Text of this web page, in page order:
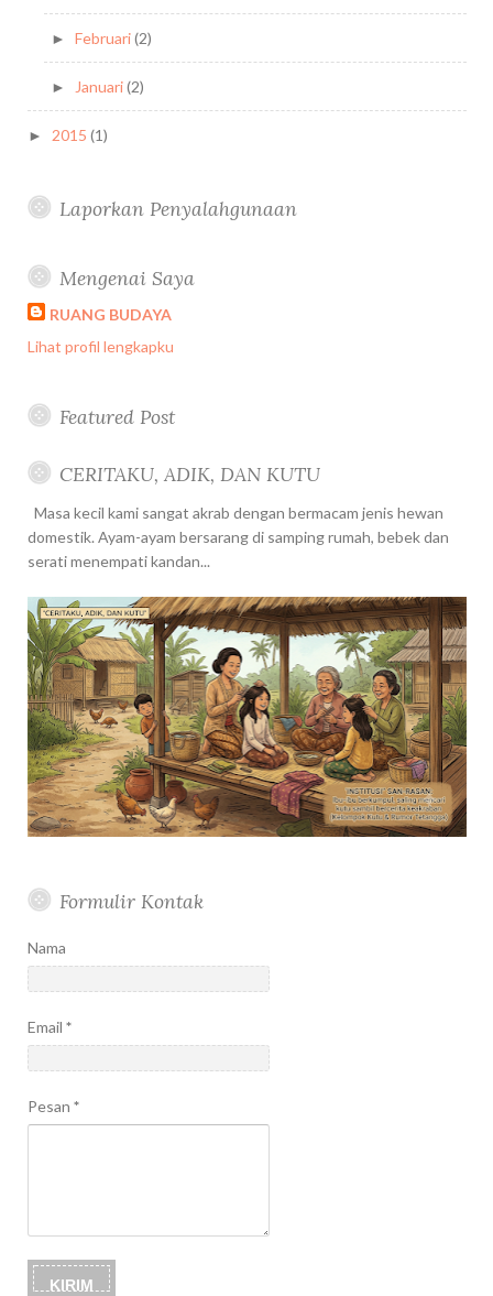
► Februari(2)
► Januari(2)
► 2015 (1)
Laporkan Penyalahgunaan
Mengenai Saya
RUANG BUDAYA
Lihat profil lengkapku
Featured Post
CERITAKU, ADIK, DAN KUTU
Masa kecil kami sangat akrab dengan bermacam jenis hewan
domestik. Ayam-ayam bersarang di samping rumah, bebek dan
serati menempati kandan...
Formulir Kontak
Nama
Email *
Pesan *